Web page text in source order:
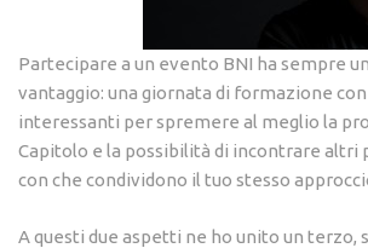
Partecipare a un evento BNI ha sempre
vantaggio: una giornata di formazione
interessanti per spremere al meglio la
Capitolo e la possibilità di incontrare altri
con che condividono il tuo stesso
A questi due aspetti ne ho unito un terzo,